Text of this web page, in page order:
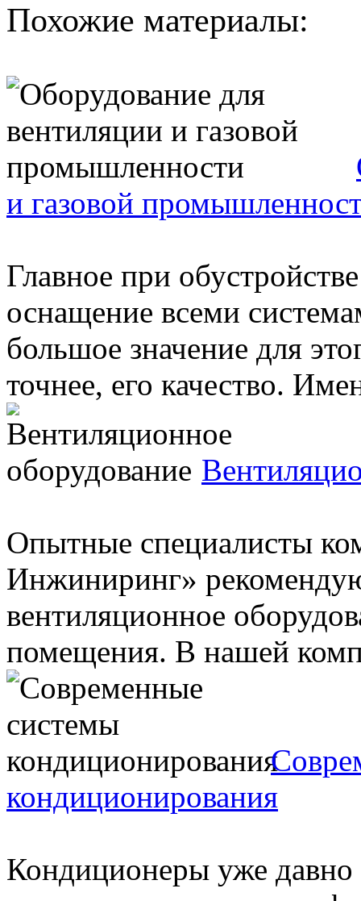
Похожие материалы:
и газовой
Главное при
оснащение всеми
большое значение для
точнее, его качество.
Опытные специалисты
Инжиниринг»
вентиляционное
помещения. В нашей
кондиционирования
Кондиционеры уже